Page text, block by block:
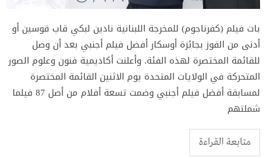
بات فيلم (كفرناحوم) للمخرجة اللبنانية نادين لبكي قاب قوسين أو
أدنى من الفوز بجائزة أوسكار أفضل فيلم أجنبي بعد أن وصل
للقائمة المختصرة لهذه الفئة. وأعلنت أكاديمية فنون وعلوم الصور
المتحركة في الولايات المتحدة يوم الاثنين القائمة المختصرة
لمسابقة أفضل فيلم أجنبي وضمت تسعة أفلام من أصل 87 فيلما
شملتهم
متابعة القراءة